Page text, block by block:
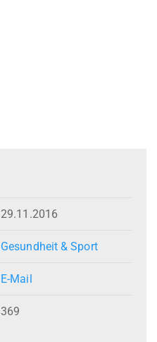
29.11.2016
Gesundheit & Sport
E-Mail
369